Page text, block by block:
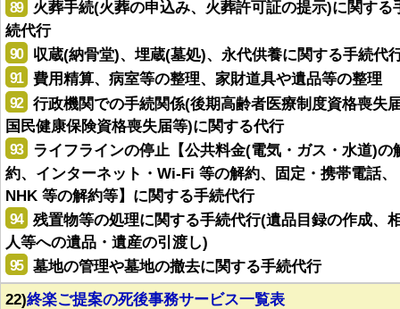
89
火葬手続(火葬の申込み、火葬許可証の提示)に関する
続代行
90 収蔵(納骨堂)、埋蔵(墓処)、永代供養に関する手続代
91 費用精算、病室等の整理、家財道具や遺品等の整理
92
行政機関での手続関係(後期高齢者医療制度資格喪失
国民健康保険資格喪失届等)に関する代行
93
ライフラインの停止【公共料金(電気・ガス・水道)の
約、インターネット・Wi-Fi 等の解約、固定・携帯電話、
NHK 等の解約等】に関する手続代行
94
残置物等の処理に関する手続代行(遺品目録の作成、
人等への遺品・遺産の引渡し)
95
墓地の管理や墓地の撤去に関する手続代行
22)終楽ご提案の死後事務サービス一覧表